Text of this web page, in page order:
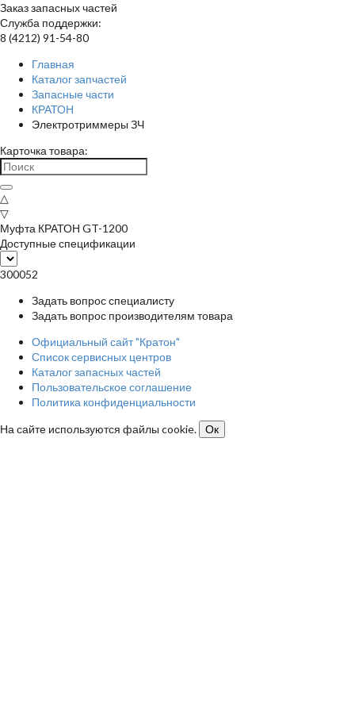
Заказ запасных частей
Служба поддержки:
8 (4212) 91-54-80
Главная
Каталог запчастей
Запасные части
КРАТОН
Электротриммеры ЗЧ
Карточка товара:
△
▽
Муфта КРАТОН GT-1200
Доступные спецификации
300052
Задать вопрос специалисту
Задать вопрос производителям товара
Официальный сайт "Кратон"
Список сервисных центров
Каталог запасных частей
Пользовательское соглашение
Политика конфиденциальности
На сайте используются файлы cookie.
Ок